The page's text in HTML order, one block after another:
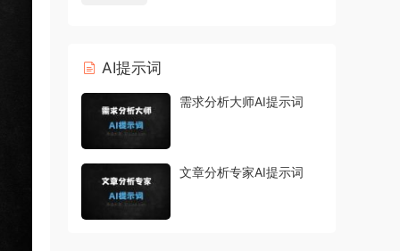
AI提示词
需求分析大师AI提示词
文章分析专家AI提示词